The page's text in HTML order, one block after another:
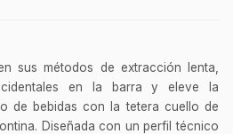
sus métodos de extracción lenta,
en la barra y eleve la
de bebidas con la tetera cuello de
Diseñada con un perfil técnico